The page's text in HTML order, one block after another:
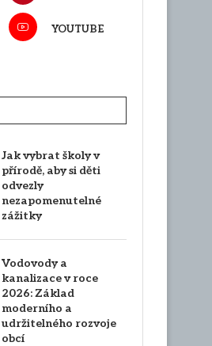
YOUTUBE
Jak vybrat školy v
přírodě, aby si děti
odvezly
nezapomenutelné
zážitky
Vodovody a
kanalizace v roce
2026: Základ
moderního a
udržitelného rozvoje
obcí